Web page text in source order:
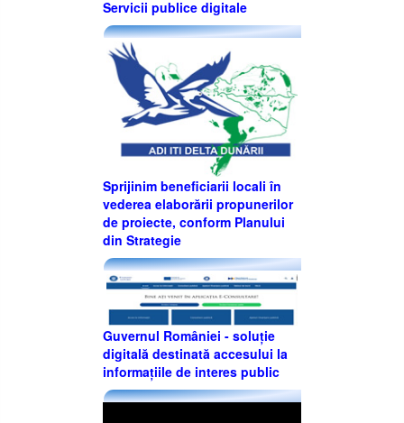
Servicii publice digitale
Sprijinim beneficiarii locali în
vederea elaborării propunerilor
de proiecte, conform Planului
din Strategie
Guvernul României - soluție
digitală destinată accesului la
informațiile de interes public